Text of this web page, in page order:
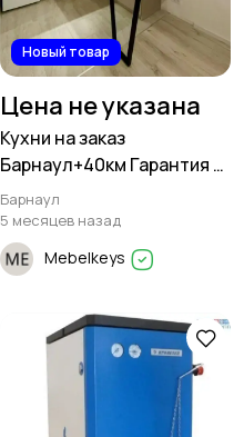
Новый товар
Цена не указана
Кухни на заказ
Барнаул+40км Гарантия 2
года
Барнаул
5 месяцев назад
Mebelkeys